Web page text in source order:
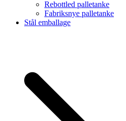
Rebottled palletanke
Fabriksnye palletanke
Stål emballage